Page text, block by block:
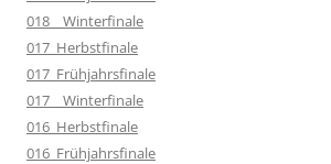
018__Winterfinale
017_Herbstfinale
017_Frühjahrsfinale
017__Winterfinale
016_Herbstfinale
016_Frühjahrsfinale